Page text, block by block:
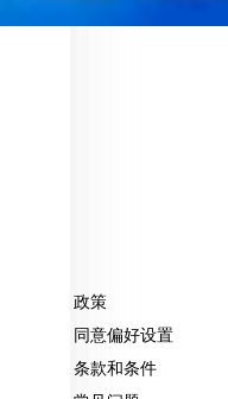
政策
同意偏好设置
条款和条件